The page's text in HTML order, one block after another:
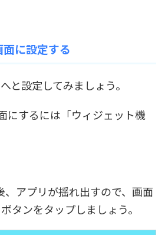
に設定する
と設定してみましょう。
にするには「ウィジェット機
アプリが揺れ出すので、画面
タンをタップしましょう。